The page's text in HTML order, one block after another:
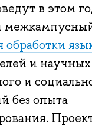
в этом
и
и
без опыта